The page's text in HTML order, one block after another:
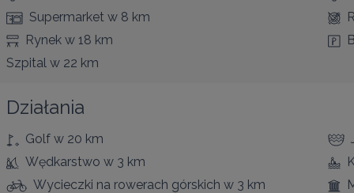
Supermarket w 8 km
Rynek w 18 km
Szpital w 22 km
Działania
Golf w 20 km
Wędkarstwo w 3 km
Wycieczki na rowerach górskich w 3 km